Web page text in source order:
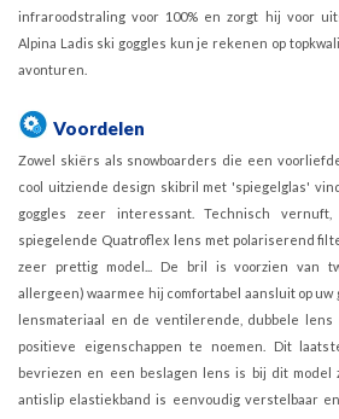
infraroodstraling voor 100% en zorgt hij voor
Alpina Ladis ski goggles kun je rekenen op
avonturen.
Voordelen
Zowel skiërs als snowboarders die een
cool uitziende design skibril met 'spiegelglas'
goggles zeer interessant. Technisch
spiegelende Quatroflex lens met polariserend
zeer prettig model... De bril is voorzien van
allergeen) waarmee hij comfortabel aansluit op uw
lensmateriaal en de ventilerende, dubbele lens
positieve eigenschappen te noemen. Dit
bevriezen en een beslagen lens is bij dit model
antislip elastiekband is eenvoudig verstelbaar